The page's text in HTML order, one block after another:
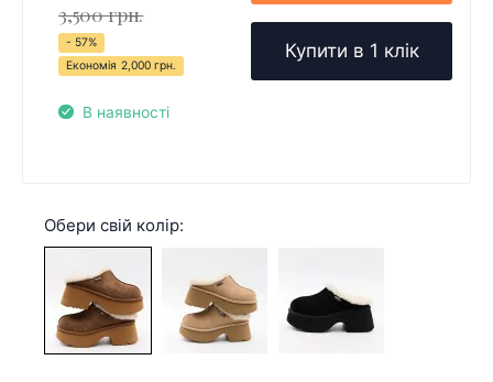
3,500 грн.
- 57%
Економія 2,000 грн.
В наявності
Купити в 1 клік
Обери свій колір: